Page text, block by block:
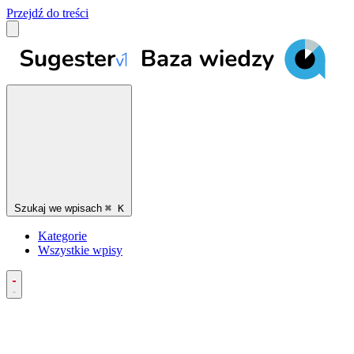
Przejdź do treści
Szukaj we wpisach ⌘ K
Kategorie
Wszystkie wpisy